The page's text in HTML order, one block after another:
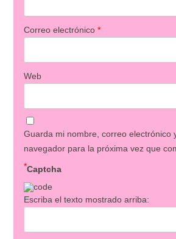
Correo electrónico *
Web
Guarda mi nombre, correo electrónico
navegador para la próxima vez que
Captcha
*
Escriba el texto mostrado arriba: